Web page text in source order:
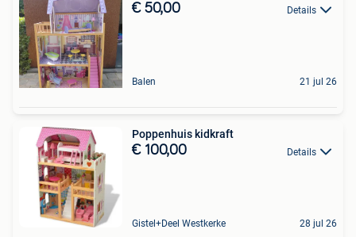
€ 50,00 Details
Balen 21 jul 26
Poppenhuis kidkraft
€ 100,00 Details
Gistel+Deel Westkerke 28 jul 26